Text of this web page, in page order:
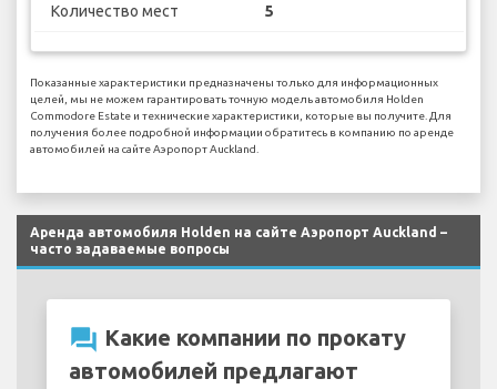
Количество мест 5
Показанные характеристики предназначены только для информационных
целей, мы не можем гарантировать точную модель автомобиля Holden
Commodore Estate и технические характеристики, которые вы получите. Для
получения более подробной информации обратитесь в компанию по аренде
автомобилей на сайте Аэропорт Auckland.
Аренда автомобиля Holden на сайте Аэропорт Auckland –
часто задаваемые вопросы
question_answer Какие компании по прокату
автомобилей предлагают